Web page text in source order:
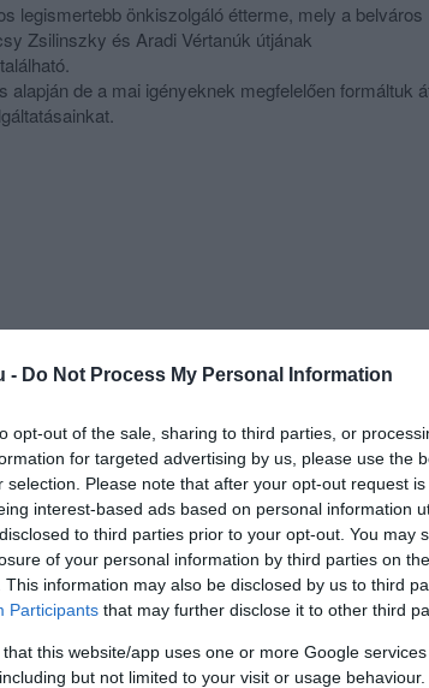
- Do Not Process My Personal Information
opt-out of the sale, sharing to third parties, or
for targeted advertising by us, please use the
selection. Please note that after your opt-out request
interest-based ads based on personal information
to third parties prior to your opt-out. You may
of your personal information by third parties on
This information may also be disclosed by us to third
Participants that may further disclose it to other third
that this website/app uses one or more Google
but not limited to your visit or usage
legismertebb önkiszolgáló étterme, mely a belváros
Zsilinszky és Aradi Vértanúk útjának
alapján de a mai igényeknek megfelelően formáltuk